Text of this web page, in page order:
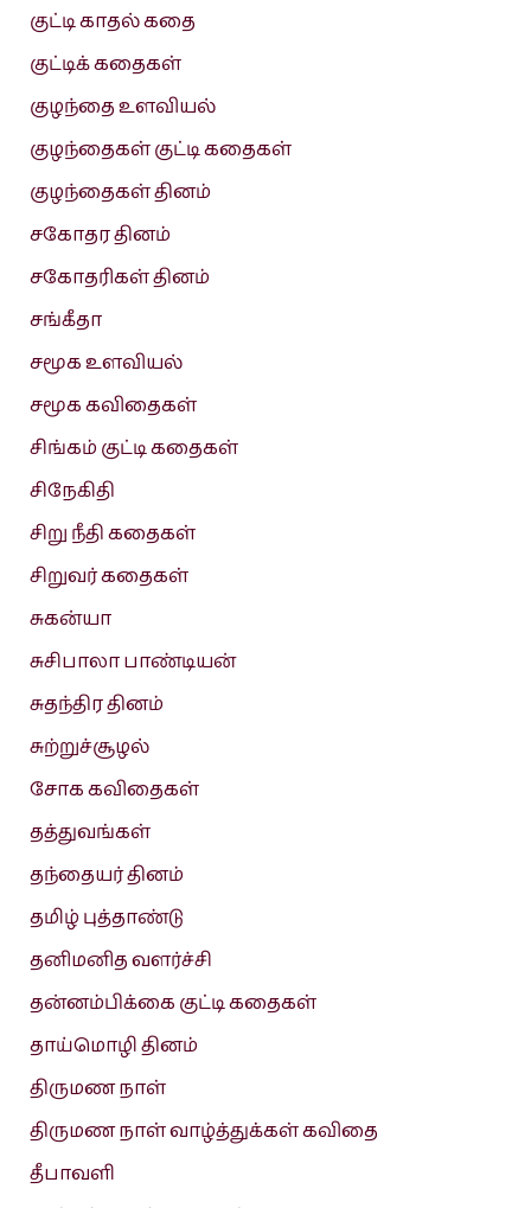
குட்டி காதல் கதை
குட்டிக் கதைகள்
குழந்தை உளவியல்
குழந்தைகள் குட்டி கதைகள்
குழந்தைகள் தினம்
சகோதர தினம்
சகோதரிகள் தினம்
சங்கீதா
சமூக உளவியல்
சமூக கவிதைகள்
சிங்கம் குட்டி கதைகள்
சிநேகிதி
சிறு நீதி கதைகள்
சிறுவர் கதைகள்
சுகன்யா
சுசிபாலா பாண்டியன்
சுதந்திர தினம்
சுற்றுச்சூழல்
சோக கவிதைகள்
தத்துவங்கள்
தந்தையர் தினம்
தமிழ் புத்தாண்டு
தனிமனித வளர்ச்சி
தன்னம்பிக்கை குட்டி கதைகள்
தாய்மொழி தினம்
திருமண நாள்
திருமண நாள் வாழ்த்துக்கள் கவிதை
தீபாவளி